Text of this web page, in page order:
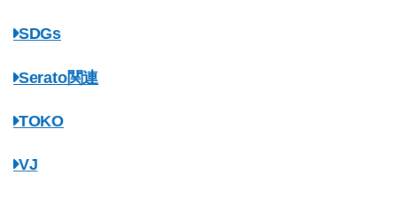
SDGs
Serato関連
TOKO
VJ